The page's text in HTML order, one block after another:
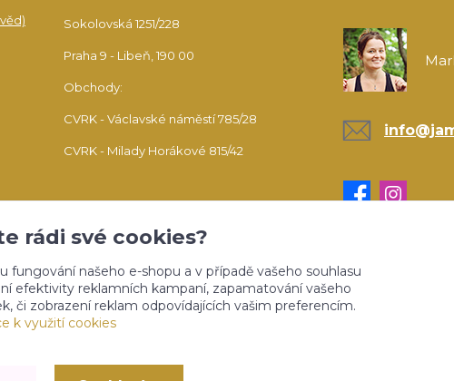
Sokolovská 1251/228
Praha 9 - Libeň, 190 00
Obchody:
CVRK - Václavské náměstí 785/28
CVRK - Milady Horákové 815/42
sběr cookies.
rádi své cookies?
fungování našeho e-shopu a v případě vašeho souhlasu
efektivity reklamních kampaní, zapamatování vašeho
či zobrazení reklam odpovídajících vašim preferencím.
k využití cookies